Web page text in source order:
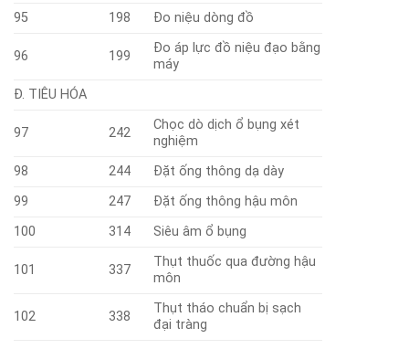
95
198 Đo niệu dòng đồ
96 199
Đo áp lực đồ niệu đạo bằng
máy
Đ. TIÊU HÓA
97 242
Chọc dò dịch ổ bụng xét
nghiệm
98
244
Đặt ống thông dạ dày
99
247
Đặt ống thông hậu môn
100
314 Siêu âm ổ bụng
101 337
Thụt thuốc qua đường hậu
môn
102 338
Thụt tháo chuẩn bị sạch
đại tràng